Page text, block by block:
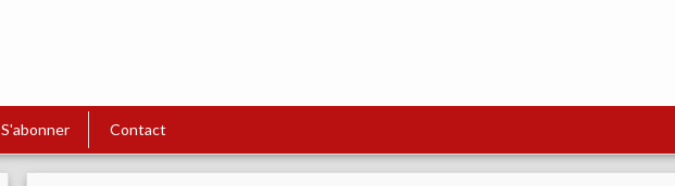
S'abonner Contact